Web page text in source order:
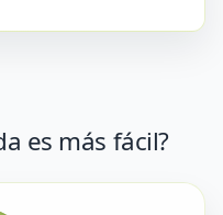
es más fácil?